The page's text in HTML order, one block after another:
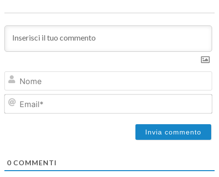
0COMMENTI